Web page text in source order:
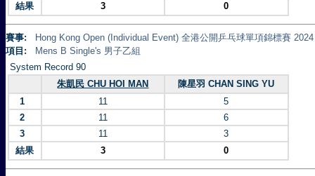
結果
3 0
賽事:
Hong Kong Open (Individual Event) 全港公開乒乓球單項錦標賽 2024
項目:
Mens B Single's 男子乙組
System Record 90
朱凱民 CHU HOI MAN
陳星羽 CHAN SING YU
1
11
5
2
11
6
3
11
3
結果
3 0